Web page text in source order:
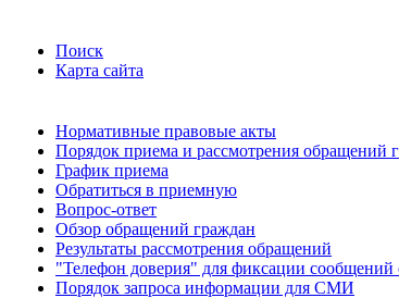
Поиск
Карта сайта
Нормативные правовые акты
Порядок приема и рассмотрения обращений
График приема
Обратиться в приемную
Вопрос-ответ
Обзор обращений граждан
Результаты рассмотрения обращений
"Телефон доверия" для фиксации
Порядок запроса информации для СМИ